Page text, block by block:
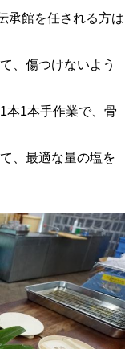
承館を任される方は
、傷つけないよう
本1本手作業で、骨
、最適な量の塩を